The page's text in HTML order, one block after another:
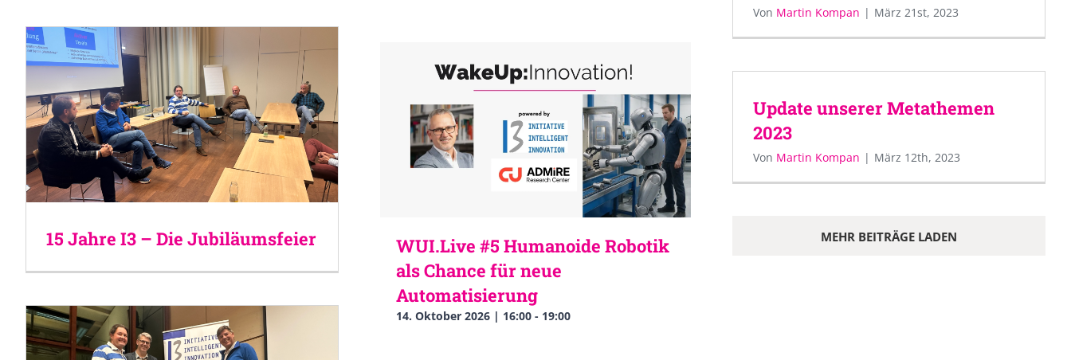
15 Jahre I3 – Die Jubiläumsfeier
WUI.Live #5 Humanoide Robotik
als Chance für neue
Automatisierung
14. Oktober 2026 | 16:00- 19:00
Von Martin Kompan | März 21st, 2023
Update unserer Metathemen
2023
Von Martin Kompan | März 12th, 2023
MEHR BEITRÄGE LADEN